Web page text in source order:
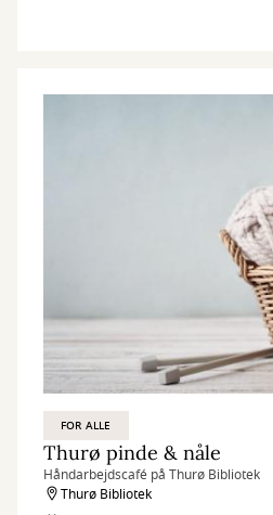
FOR ALLE
Thurø pinde & nåle
Håndarbejdscafé på Thurø Bibliotek
Thurø Bibliotek